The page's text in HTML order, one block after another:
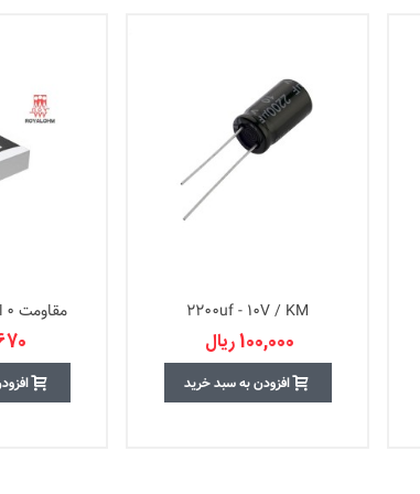
2200uf - 10V / KM
100,000 ریال
افزودن به سبد خرید
مقاومت 0 اهم پکیج 0603